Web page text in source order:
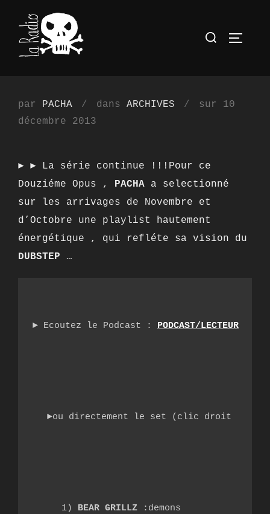
contenu
Rechercher
par PACHA dans ARCHIVES sur Publié
10
décembre 2013
► ► La série continue !!!Pour ce
Douziéme Opus , PACHA a selectionné
sur les arrivages de Novembre et
d’Octobre une playlist hautement
énergétique , qui refléte sa vision du
DUBSTEP …
► Ecoutez le Podcast : PODCAST/LECTEUR
►ou directement le set (clic droit et
1) BEAR GRILLZ :demons